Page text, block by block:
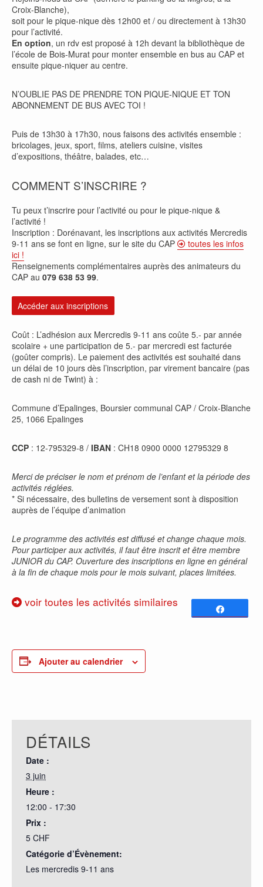
Croix-Blanche),
soit pour le pique-nique dès 12h00 et / ou directement à 13h30
pour l’activité.
En option, un rdv est proposé à 12h devant la bibliothèque de
l’école de Bois-Murat pour monter ensemble en bus au CAP et
ensuite pique-niquer au centre.
N’OUBLIE PAS DE PRENDRE TON PIQUE-NIQUE ET TON
ABONNEMENT DE BUS AVEC TOI !
Puis de 13h30 à 17h30, nous faisons des activités ensemble :
bricolages, jeux, sport, films, ateliers cuisine, visites
d’expositions, théâtre, balades, etc…
COMMENT S’INSCRIRE ?
Tu peux t’inscrire pour l’activité ou pour le pique-nique &
l’activité !
Inscription : Dorénavant, les inscriptions aux activités Mercredis
9-11 ans se font en ligne, sur le site du CAP
toutes les infos
ici !
Renseignements complémentaires auprès des animateurs du
CAP au 079 638 53 99.
Accéder aux inscriptions
Coût : L’adhésion aux Mercredis 9-11 ans coûte 5.- par année
scolaire + une participation de 5.- par mercredi est facturée
(goûter compris). Le paiement des activités est souhaité dans
un délai de 10 jours dès l’inscription, par virement bancaire (pas
de cash ni de Twint) à :
Commune d’Epalinges, Boursier communal CAP / Croix-Blanche
25, 1066 Epalinges
CCP : 12-795329-8 / IBAN : CH18 0900 0000 12795329 8
Merci de préciser le nom et prénom de l’enfant et la période des
activités réglées.
* Si nécessaire, des bulletins de versement sont à disposition
auprès de l’équipe d’animation
Le programme des activités est diffusé et change chaque mois.
Pour participer aux activités, il faut être inscrit et être membre
JUNIOR du CAP. Ouverture des inscriptions en ligne en général
à la fin de chaque mois pour le mois suivant, places limitées.
voir toutes les activités similaires
Ajouter au calendrier
DÉTAILS
Date :
3 juin
Heure :
12:00 - 17:30
Prix :
5 CHF
Catégorie d’Évènement:
Les mercredis 9-11 ans